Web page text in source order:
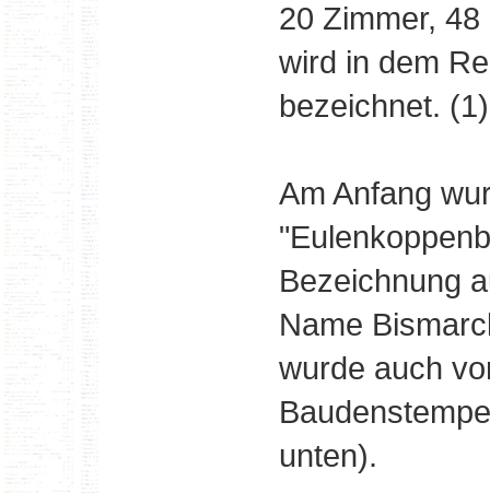
20 Zimmer,
wird in dem
bezeichnet. (1)
Am Anfang
Bezeichnung
Name
wurde auch
unten).